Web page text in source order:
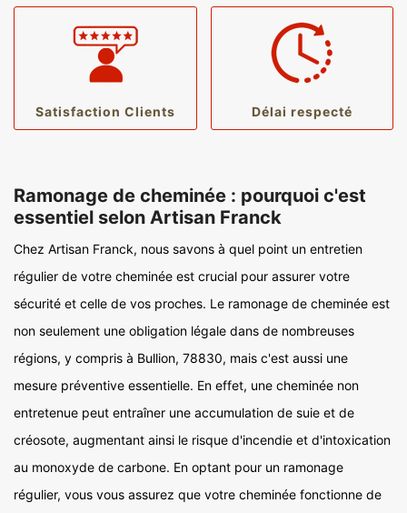
Satisfaction Clients Délai respecté
Ramonage de cheminée : pourquoi c'est
essentiel selon Artisan Franck
Chez Artisan Franck, nous savons à quel point un entretien
régulier de votre cheminée est crucial pour assurer votre
sécurité et celle de vos proches. Le ramonage de cheminée est
non seulement une obligation légale dans de nombreuses
régions, y compris à Bullion, 78830, mais c'est aussi une
mesure préventive essentielle. En effet, une cheminée non
entretenue peut entraîner une accumulation de suie et de
créosote, augmentant ainsi le risque d'incendie et d'intoxication
au monoxyde de carbone. En optant pour un ramonage
régulier, vous vous assurez que votre cheminée fonctionne de